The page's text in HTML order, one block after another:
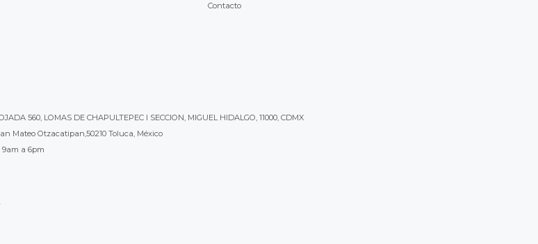
Contacto
560, LOMAS DE CHAPULTEPEC I SECCION, MIGUEL HIDALGO, 11000, CDMX
Mateo Otzacatipan,50210 Toluca, México
9am a 6pm